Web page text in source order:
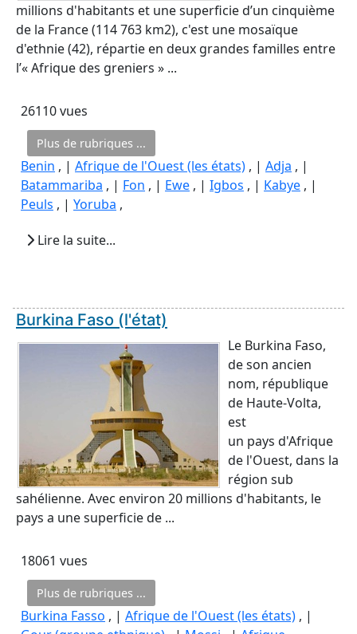
millions d'habitants et une superficie d’un cinquième
de la France (114 763 km2), c'est une mosaïque
d'ethnie (42), répartie en deux grandes familles entre
l’« Afrique des greniers » ...
26110 vues
Plus de rubriques ...
Benin , | Afrique de l'Ouest (les états) , | Adja , |
Batammariba , | Fon , | Ewe , | Igbos , | Kabye , |
Peuls , | Yoruba ,
Lire la suite...
Burkina Faso (l'état)
Le Burkina Faso,
de son ancien
nom, république
de Haute-Volta,
est
un pays d'Afrique
de l'Ouest, dans la
région sub
sahélienne. Avec environ 20 millions d'habitants, le
pays a une superficie de ...
18061 vues
Plus de rubriques ...
Burkina Fasso , | Afrique de l'Ouest (les états) , |